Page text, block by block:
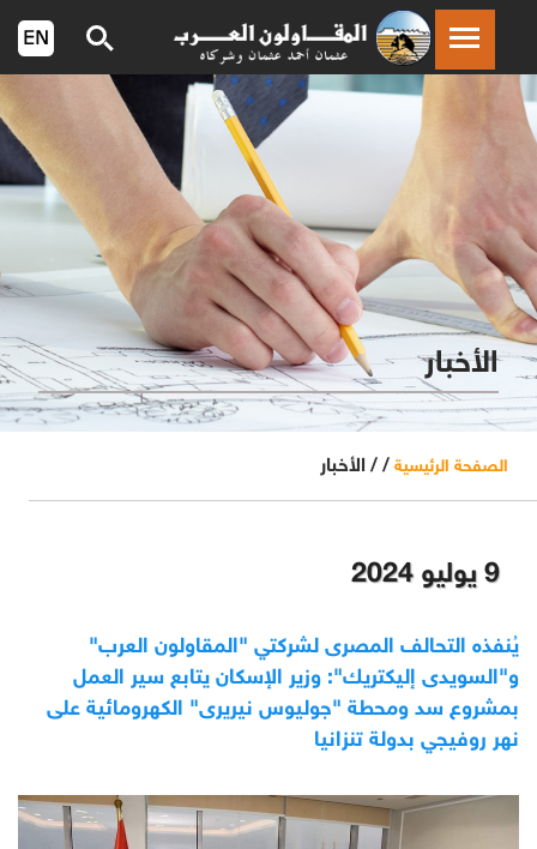
الأخبار
الصفحة الرئيسية / / الأخبار
9 يوليو 2024
يُنفذه التحالف المصرى لشركتي "المقاولون العرب"
و"السويدى إليكتريك": وزير الإسكان يتابع سير العمل
بمشروع سد ومحطة "جوليوس نيريرى" الكهرومائية على
نهر روفيجي بدولة تنزانيا